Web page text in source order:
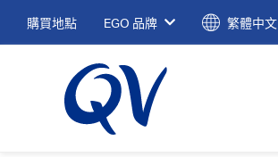
購買地點 EGO 品牌 繁體中文